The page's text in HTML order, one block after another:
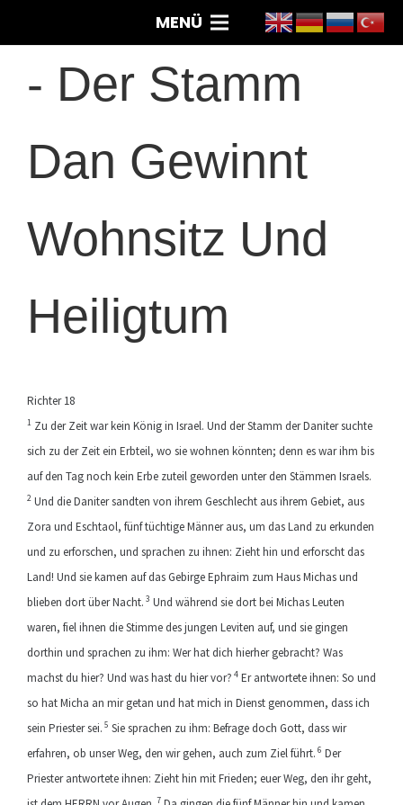
MENÜ
- Der Stamm
Dan Gewinnt
Wohnsitz Und
Heiligtum
Richter 18
1 Zu der Zeit war kein König in Israel. Und der Stamm der Daniter suchte
sich zu der Zeit ein Erbteil, wo sie wohnen könnten; denn es war ihm bis
auf den Tag noch kein Erbe zuteil geworden unter den Stämmen Israels.
2 Und die Daniter sandten von ihrem Geschlecht aus ihrem Gebiet, aus
Zora und Eschtaol, fünf tüchtige Männer aus, um das Land zu erkunden
und zu erforschen, und sprachen zu ihnen: Zieht hin und erforscht das
Land! Und sie kamen auf das Gebirge Ephraim zum Haus Michas und
blieben dort über Nacht. 3 Und während sie dort bei Michas Leuten
waren, fiel ihnen die Stimme des jungen Leviten auf, und sie gingen
dorthin und sprachen zu ihm: Wer hat dich hierher gebracht? Was
machst du hier? Und was hast du hier vor? 4 Er antwortete ihnen: So und
so hat Micha an mir getan und hat mich in Dienst genommen, dass ich
sein Priester sei. 5 Sie sprachen zu ihm: Befrage doch Gott, dass wir
erfahren, ob unser Weg, den wir gehen, auch zum Ziel führt. 6 Der
Priester antwortete ihnen: Zieht hin mit Frieden; euer Weg, den ihr geht,
7